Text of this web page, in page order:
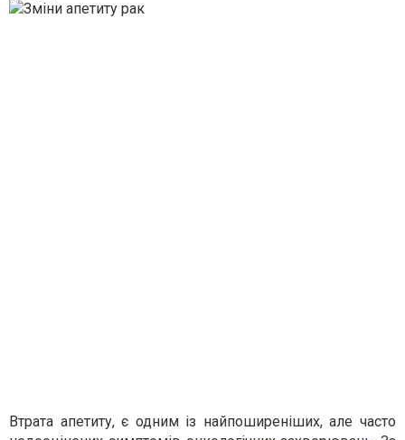
Втрата апетиту, є одним із найпоширеніших, але часто